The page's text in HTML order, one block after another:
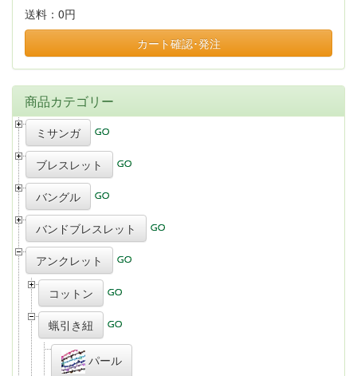
送料： 0円
カート確認･発注
商品カテゴリー
ミサンガ
ブレスレット
バングル
バンドブレスレット
アンクレット
コットン
蝋引き紐
パール